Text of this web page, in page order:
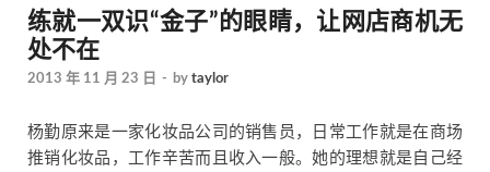
练就一双识“金子”的眼睛，让网店商机无
处不在
2013 年 11 月 23 日 - by taylor
杨勤原来是一家化妆品公司的销售员，日常工作就是在商场
推销化妆品，工作辛苦而且收入一般。她的理想就是自己经